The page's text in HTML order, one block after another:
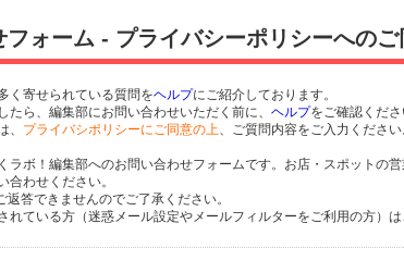
フォーム - プライバシーポリシーへのご
く寄せられている質問をヘルプにご紹介しております。
たら、編集部にお問い合わせいただく前に、 ヘルプをご確認くださ
、 プライバシポリシーにご同意の上、ご質問内容をご入力ください
ラボ！編集部へのお問い合わせフォームです。お店・スポットの
合わせください。
答できませんのでご了承ください。
ている方（迷惑メール設定やメールフィルターをご利用の方）